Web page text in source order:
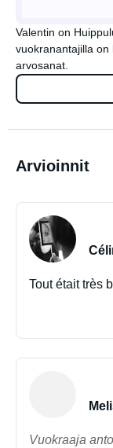
Valentin on
vuokranantajilla
arvosanat.
Arvioinnit
Tout était très
Vuokraaja